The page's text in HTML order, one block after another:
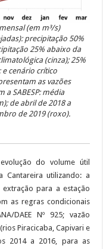
(em m³/s)
precipitação 50%
25% abaixo da
(cinza); 25%
e cenário crítico
as vazões
a SABESP: média
de abril de 2018 a
de 2019 (roxo).
do volume útil
Cantareira utilizando: a
para a estação
as regras condicionais
DAEE Nº 925; vazão
Piracicaba, Capivari e
2014 a 2016, para as